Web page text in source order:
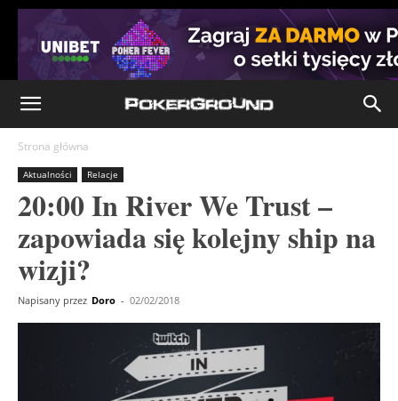
Strona główna
Aktualności Relacje
20:00 In River We Trust –
zapowiada się kolejny ship na
wizji?
Napisany przez Doro - 02/02/2018